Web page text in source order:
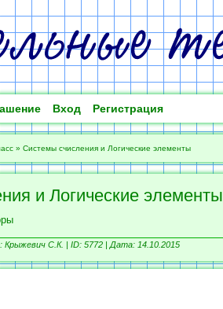
Вход Регистрация
» Системы счисления и Логические элементы
и Логические элементы
Крыжевич С.К. | ID: 5772 | Дата: 14.10.2015